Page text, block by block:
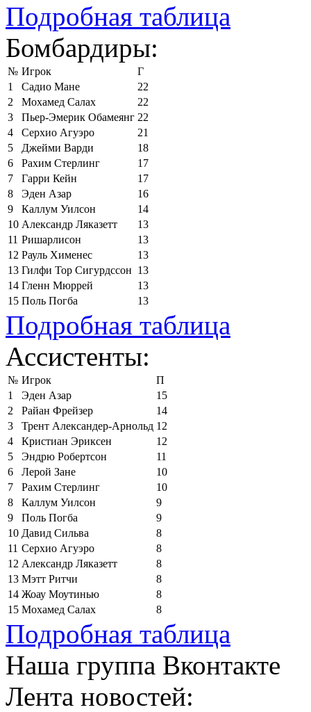
Подробная таблица
Бомбардиры:
№ Игрок
Г
1
Садио Мане
22
2
Мохамед Салах
22
3
Пьер-Эмерик Обамеянг 22
4
Серхио Агуэро
21
5
Джейми Варди
18
6
Рахим Стерлинг
17
7
Гарри Кейн
17
8
Эден Азар
16
9
Каллум Уилсон
14
10 Александр Ляказетт
13
11 Ришарлисон
13
12 Рауль Хименес
13
13 Гилфи Тор Сигурдссон 13
14 Гленн Мюррей
13
15 Поль Погба 13
Подробная таблица
Ассистенты:
№ Игрок
П
1
Эден Азар
15
2
Райан Фрейзер
14
3
Трент Александер-Арнольд 12
4
Кристиан Эриксен
12
5
Эндрю Робертсон
11
6
Лерой Зане
10
7
Рахим Стерлинг
10
8
Каллум Уилсон
9
9
Поль Погба
9
10 Давид Сильва
8
11 Серхио Агуэро
8
12 Александр Ляказетт
8
13 Мэтт Ритчи
8
14 Жоау Моутинью
8
15 Мохамед Салах 8
Подробная таблица
Наша группа Вконтакте
Лента новостей: